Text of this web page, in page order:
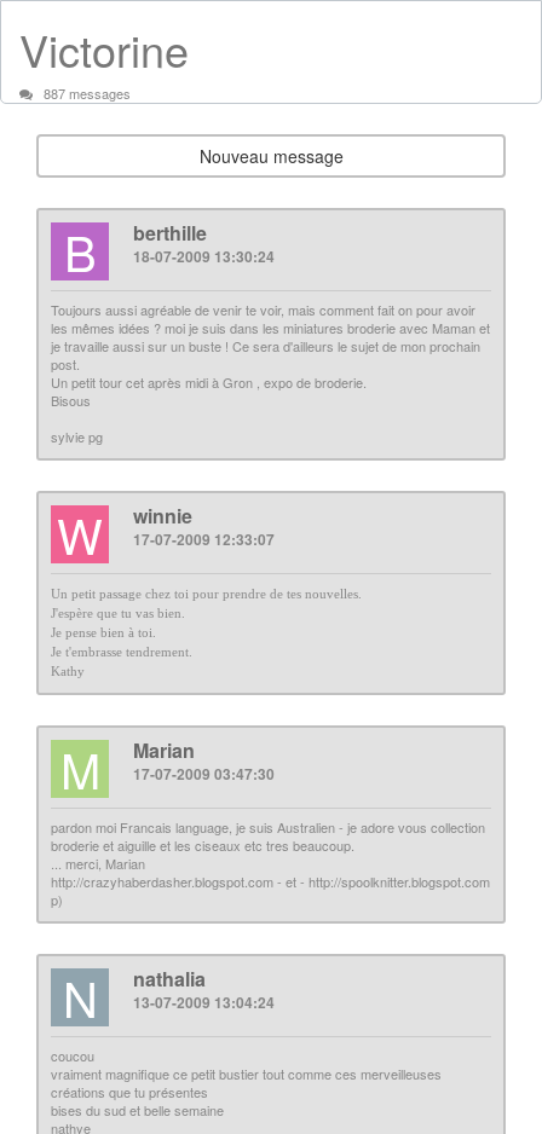
Victorine
887 messages
Nouveau message
B berthille
18-07-2009 13:30:24
Toujours aussi agréable de venir te voir, mais comment fait on pour avoir
les mêmes idées ? moi je suis dans les miniatures broderie avec Maman et
je travaille aussi sur un buste ! Ce sera d'ailleurs le sujet de mon prochain
post.
Un petit tour cet après midi à Gron , expo de broderie.
Bisous
sylvie pg
W winnie
17-07-2009 12:33:07
Un petit passage chez toi pour prendre de tes nouvelles.
J'espère que tu vas bien.
Je pense bien à toi.
Je t'embrasse tendrement.
Kathy
M Marian
17-07-2009 03:47:30
pardon moi Francais language, je suis Australien - je adore vous collection
broderie et aiguille et les ciseaux etc tres beaucoup.
... merci, Marian
http://crazyhaberdasher.blogspot.com - et - http://spoolknitter.blogspot.com
p)
N nathalia
13-07-2009 13:04:24
coucou
vraiment magnifique ce petit bustier tout comme ces merveilleuses
créations que tu présentes
bises du sud et belle semaine
nathye